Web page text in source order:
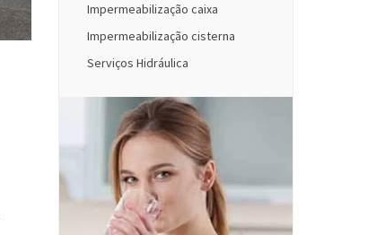
Impermeabilização caixa
Impermeabilização cisterna
Serviços Hidráulica